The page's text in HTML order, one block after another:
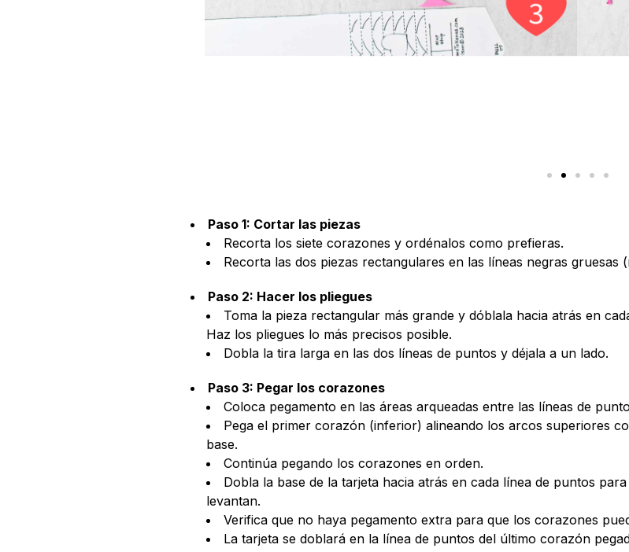
Paso 1: Cortar las piezas
Recorta los siete corazones y ordénalos como prefieras.
Recorta las dos piezas rectangulares en las líneas negras gruesas
Paso 2: Hacer los pliegues
Toma la pieza rectangular más grande y dóblala hacia atrás en
Haz los pliegues lo más precisos posible.
Dobla la tira larga en las dos líneas de puntos y déjala a un lado.
Paso 3: Pegar los corazones
Coloca pegamento en las áreas arqueadas entre las líneas de
Pega el primer corazón (inferior) alineando los arcos superiores
base.
Continúa pegando los corazones en orden.
Dobla la base de la tarjeta hacia atrás en cada línea de puntos
levantan.
Verifica que no haya pegamento extra para que los corazones
La tarjeta se doblará en la línea de puntos del último corazón